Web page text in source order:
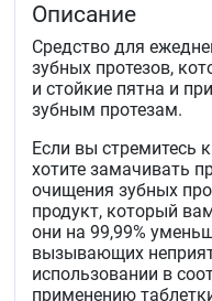
Описание
Средство для
зубных протезов,
и стойкие пятна и
зубным протезам.
Если вы стремитесь
хотите замачивать
очищения зубных
продукт, который
они на 99,99%
вызывающих
использовании в
применению